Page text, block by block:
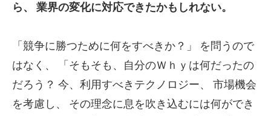
ら、
業界の変化に対応できたかもしれない。
「競争に勝つために何をすべきか？」
を問うので
はなく、
「そもそも、自分のＷｈｙは何だったの
だろう？ 今、利用すべきテクノロジー、 市場機会
を考慮し、
その理念に息を吹き込むには何ができ